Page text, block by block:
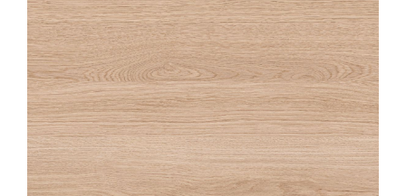
OAKA
BLANCHI
20X180 20X120